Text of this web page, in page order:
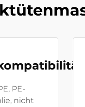
PE-
nicht